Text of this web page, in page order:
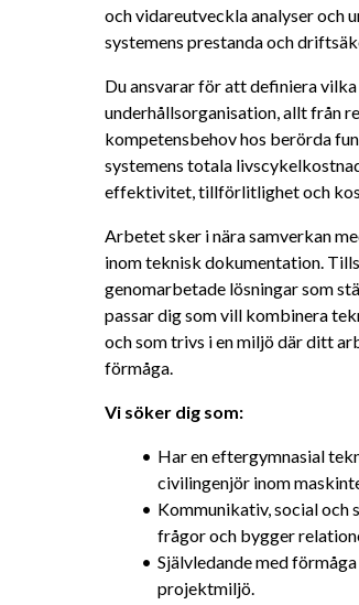
och vidareutveckla analyser och
systemens prestanda och
Du ansvarar för att definiera
underhållsorganisation, allt från
kompetensbehov hos berörda
systemens totala
effektivitet, tillförlitlighet och
Arbetet sker i nära samverkan
inom teknisk dokumentation.
genomarbetade lösningar som
passar dig som vill kombinera
och som trivs i en miljö där ditt
förmåga.
Vi söker dig som:
Har en eftergymnasial
civilingenjör inom
Kommunikativ, social
frågor och bygger
Självledande med
projektmiljö.